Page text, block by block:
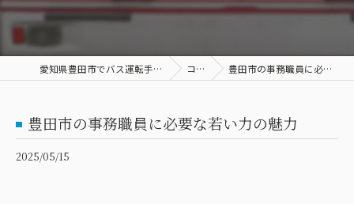
愛知県豊田市でバス運転手の求人ならTC交通 コラム 豊田市の事務職員に必要な若い力の魅力
豊田市の事務職員に必要な若い力の魅力
2025/05/15